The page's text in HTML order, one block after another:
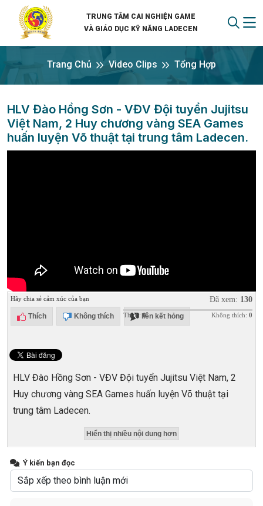
TRUNG TÂM CAI NGHIỆN GAME
VÀ GIÁO DỤC KỸ NĂNG LADECEN
Trang Chủ Video Clips Tổng Hợp
HLV Đào Hồng Sơn - VĐV Đội tuyển Jujitsu
Việt Nam, 2 Huy chương vàng SEA Games
huấn luyện Võ thuật tại trung tâm Ladecen.
Hãy chia sẻ cảm xúc của bạn
Thích Không thích liên kết hỏng
Đã xem: 130
Thích:0 Không thích: 0
HLV Đào Hồng Sơn - VĐV Đội tuyển Jujitsu Việt Nam, 2
Huy chương vàng SEA Games huấn luyện Võ thuật tại
trung tâm Ladecen.
Hiển thị nhiều nội dung hơn
Ý kiến bạn đọc